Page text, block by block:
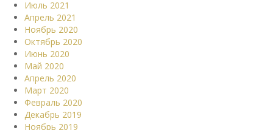
Июль 2021
Апрель 2021
Ноябрь 2020
Октябрь 2020
Июнь 2020
Май 2020
Апрель 2020
Март 2020
Февраль 2020
Декабрь 2019
Ноябрь 2019